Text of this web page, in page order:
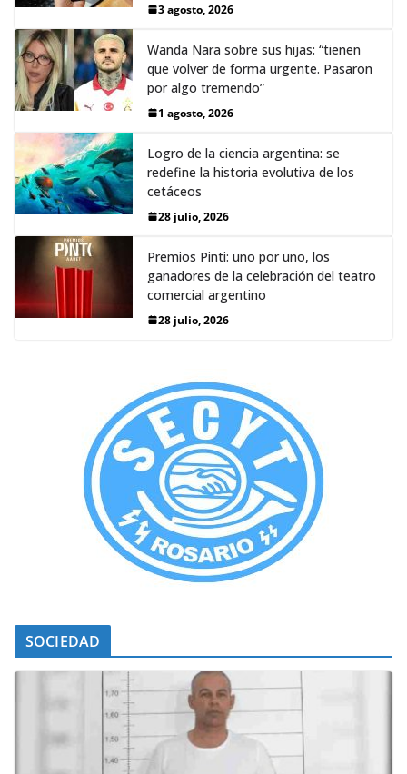
3 agosto, 2026
Wanda Nara sobre sus hijas: “tienen
que volver de forma urgente. Pasaron
por algo tremendo”
1 agosto, 2026
Logro de la ciencia argentina: se
redefine la historia evolutiva de los
cetáceos
28 julio, 2026
Premios Pinti: uno por uno, los
ganadores de la celebración del teatro
comercial argentino
28 julio, 2026
SOCIEDAD